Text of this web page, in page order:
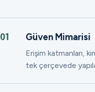
01 Güven Mimarisi
Erişim katmanları,
tek çerçevede